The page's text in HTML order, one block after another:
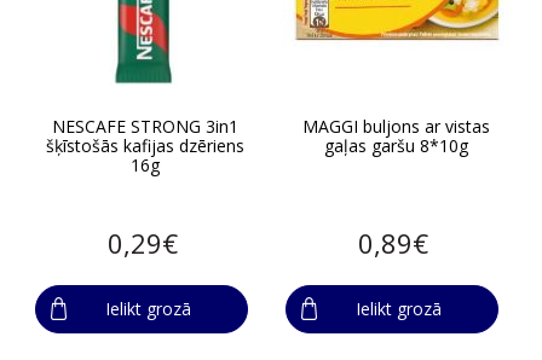
NESCAFE STRONG 3in1
šķīstošās kafijas dzēriens
16g
0,29€
Ielikt grozā
MAGGI buljons ar vistas
gaļas garšu 8*10g
0,89€
Ielikt grozā